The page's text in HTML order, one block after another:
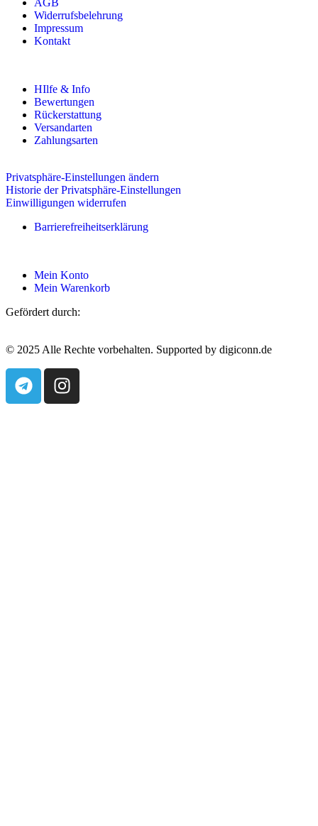
Widerrufsbelehrung
Impressum
Kontakt
HIlfe & Info
Bewertungen
Rückerstattung
Versandarten
Zahlungsarten
Privatsphäre-Einstellungen ändern
Historie der Privatsphäre-Einstellungen
Einwilligungen widerrufen
Barrierefreiheitserklärung
Mein Konto
Mein Warenkorb
Gefördert durch:
© 2025 Alle Rechte vorbehalten. Supported by digiconn.de